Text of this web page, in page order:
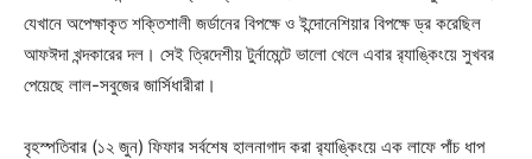
‎‎যেখানে অপেক্ষাকৃত শক্তিশালী জর্ডানের বিপক্ষে ও ইন্দোনেশিয়ার বিপক্ষে ড্র করেছিল
আফঈদা খন্দকারের দল। সেই ত্রিদেশীয় টুর্নামেন্টে ভালো খেলে এবার র‍্যাঙ্কিংয়ে সুখবর
পেয়েছে লাল-সবুজের জার্সিধারীরা।
বৃহস্পতিবার (১২ জুন) ফিফার সর্বশেষ হালনাগাদ করা র‍্যাঙ্কিংয়ে এক লাফে পাঁচ ধাপ